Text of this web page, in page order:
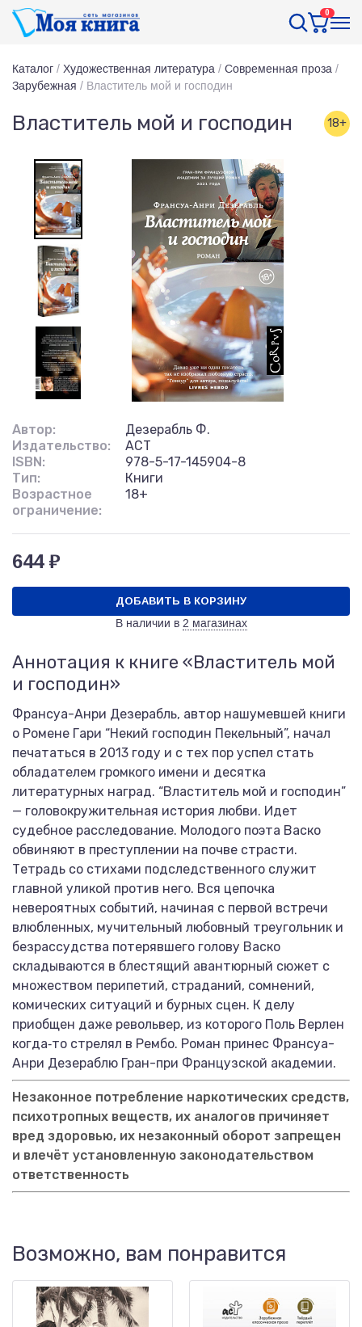
0
Каталог / Художественная литература / Современная проза /
Зарубежная / Властитель мой и господин
Властитель мой и господин 18+
Автор:
Дезерабль Ф.
Издательство:
АСТ
ISBN:
978-5-17-145904-8
Тип:
Книги
Возрастное
ограничение:
18+
644 ₽
ДОБАВИТЬ В КОРЗИНУ
В наличии в 2 магазинах
Аннотация к книге «Властитель мой
и господин»
Франсуа-Анри Дезерабль, автор нашумевшей книги
о Ромене Гари “Некий господин Пекельный”, начал
печататься в 2013 году и с тех пор успел стать
обладателем громкого имени и десятка
литературных наград. “Властитель мой и господин”
— головокружительная история любви. Идет
судебное расследование. Молодого поэта Васко
обвиняют в преступлении на почве страсти.
Тетрадь со стихами подследственного служит
главной уликой против него. Вся цепочка
невероятных событий, начиная с первой встречи
влюбленных, мучительный любовный треугольник и
безрассудства потерявшего голову Васко
складываются в блестящий авантюрный сюжет с
множеством перипетий, страданий, сомнений,
комических ситуаций и бурных сцен. К делу
приобщен даже револьвер, из которого Поль Верлен
когда‑то стрелял в Рембо. Роман принес Франсуа-
Анри Дезераблю Гран-при Французской академии.
Незаконное потребление наркотических средств,
психотропных веществ, их аналогов причиняет
вред здоровью, их незаконный оборот запрещен
и влечёт установленную законодательством
ответственность
Возможно, вам понравится